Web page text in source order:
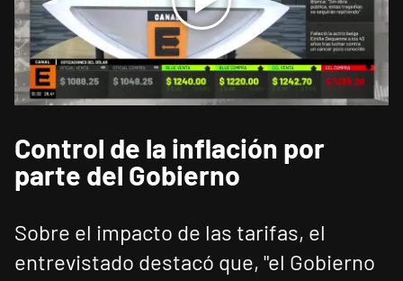
Control de la inflación por
parte del Gobierno
Sobre el impacto de las tarifas, el
entrevistado destacó que, "el Gobierno